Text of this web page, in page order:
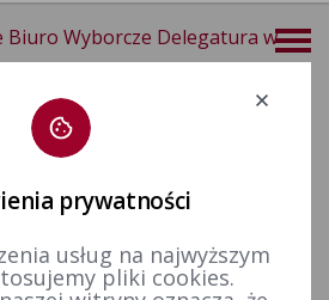
Biuro Wyborcze Delegatura w
prywatności
usług na najwyższym
pliki cookies.